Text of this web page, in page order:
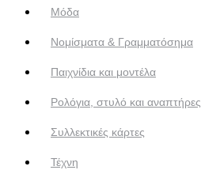
Μόδα
Νομίσματα & Γραμματόσημα
Παιχνίδια και μοντέλα
Ρολόγια, στυλό και αναπτήρες
Συλλεκτικές κάρτες
Τέχνη